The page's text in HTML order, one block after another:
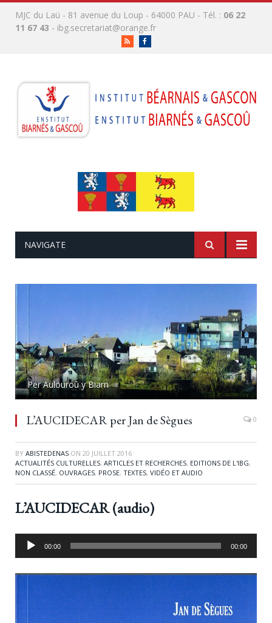
MJC du Laü - 81 avenue du Loup - 64000 PAU - Tél. : 06 22
11 67 43 - ibg.secretariat@orange.fr
RSS
NAVIGATE
Per Aulouroû y Biarn
L’AUCIDECAR per Jan de Sègues 0
BY ABISTEDENAS ON 20 JUILLET 2016
ACTUALITÉS CULTURELLES, ARTICLES ET RECHERCHES, EDITIONS DE L'IBG,
NON CLASSÉ, OUVRAGES, PROSE, TEXTES, VIDÉO ET AUDIO
L’AUCIDECAR (audio)
Lecteur
00:00 00:00